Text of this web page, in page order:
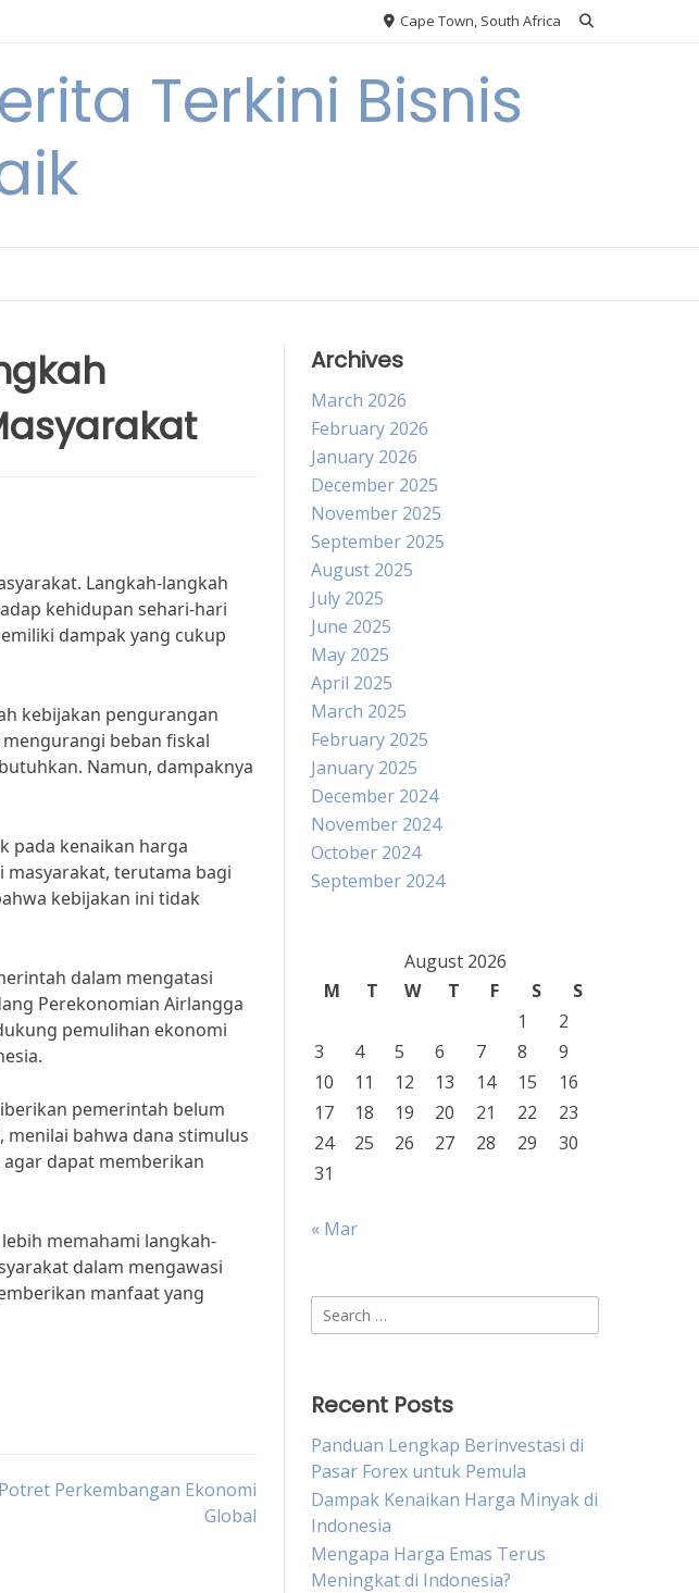
Cape Town, South Africa
Terkini Bisnis
Langkah-langkah
kehidupan sehari-hari
dampak yang cukup
kebijakan pengurangan
beban fiskal
Namun, dampaknya
pada kenaikan harga
terutama bagi
kebijakan ini tidak
dalam mengatasi
Perekonomian Airlangga
pemulihan ekonomi
pemerintah belum
menilai bahwa dana stimulus
dapat memberikan
memahami langkah-
dalam mengawasi
manfaat yang
Perkembangan Ekonomi
Global
Archives
March 2026
February 2026
January 2026
December 2025
November 2025
September 2025
August 2025
July 2025
June 2025
May 2025
April 2025
March 2025
February 2025
January 2025
December 2024
November 2024
October 2024
September 2024
August 2026
M
T W T F S
S
1
2
3
4 5 6 7 8
9
10
11 12 13 14 15
16
17
18 19 20 21 22
23
24
25 26 27 28 29
30
31
« Mar
Search
for:
Recent Posts
Panduan Lengkap Berinvestasi di
Pasar Forex untuk Pemula
Dampak Kenaikan Harga Minyak di
Indonesia
Mengapa Harga Emas Terus
Meningkat di Indonesia?